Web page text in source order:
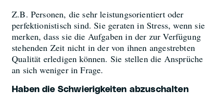
Z.B. Personen, die sehr leistungsorientiert oder
perfektionistisch sind. Sie geraten in Stress, wenn sie
merken, dass sie die Aufgaben in der zur Verfügung
stehenden Zeit nicht in der von ihnen angestrebten
Qualität erledigen können. Sie stellen die Ansprüche
an sich weniger in Frage.
Haben die Schwierigkeiten abzuschalten